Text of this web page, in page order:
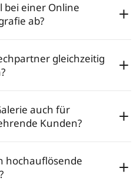
bei einer Online
ab?
gleichzeitig
auch für
Kunden?
hochauflösende